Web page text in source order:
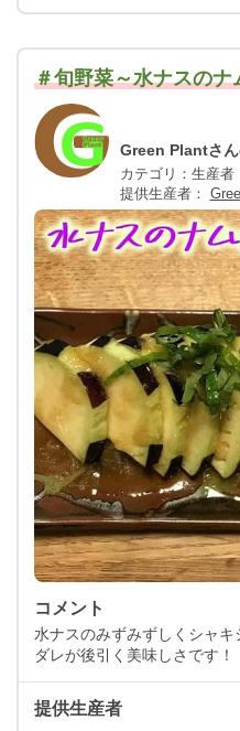
＃旬野菜～水ナスのナ
Green Plantさ
カテゴリ：生産者
提供生産者：
コメント
水ナスのみずみずしくシャ
ダレが後引く美味しさです！
提供生産者